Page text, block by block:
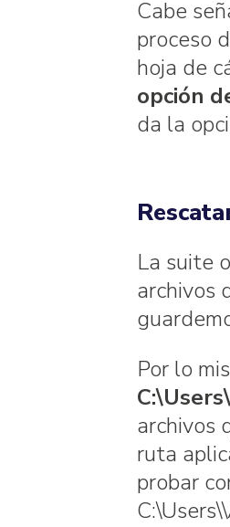
Cabe
proceso
hoja de
opción
da la
La suite
archivos
Por lo
archivos
ruta
probar